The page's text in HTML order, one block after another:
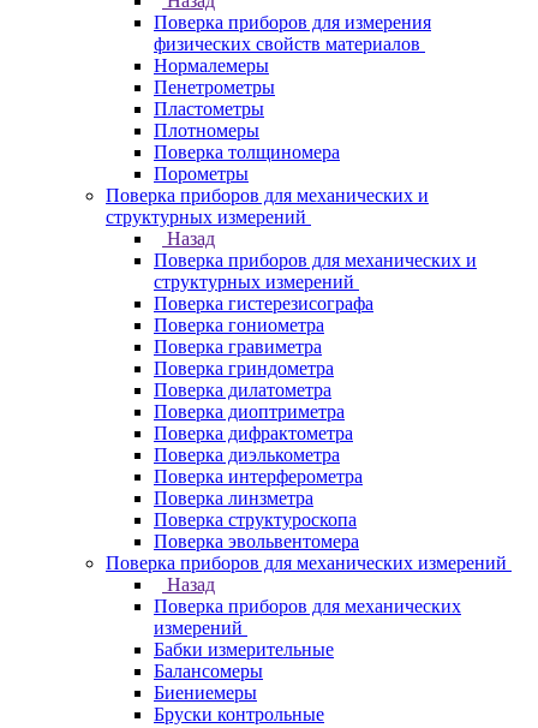
Поверка приборов для измерения
физических свойств материалов
Нормалемеры
Пенетрометры
Пластометры
Плотномеры
Поверка толщиномера
Порометры
Поверка приборов для механических и
структурных измерений
Назад
Поверка приборов для механических и
структурных измерений
Поверка гистерезисографа
Поверка гониометра
Поверка гравиметра
Поверка гриндометра
Поверка дилатометра
Поверка диоптриметра
Поверка дифрактометра
Поверка диэлькометра
Поверка интерферометра
Поверка линзметра
Поверка структуроскопа
Поверка эвольвентомера
Поверка приборов для механических измерений
Назад
Поверка приборов для механических
измерений
Бабки измерительные
Балансомеры
Биениемеры
Бруски контрольные